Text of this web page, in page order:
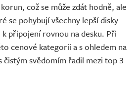
což se může zdát hodně, ale
se pohybují všechny lepší disky
připojení rovnou na desku. Při
cenové kategorii a s ohledem na
čistým svědomím řadil mezi top 3